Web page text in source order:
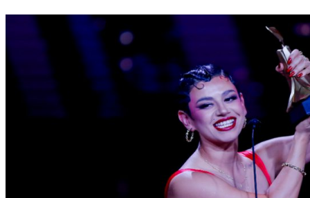
Universidad de Chile
Sustentabilidad